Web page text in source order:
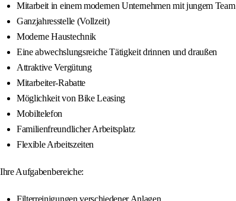
Mitarbeit in einem modernen Unternehmen mit jungem Team
Ganzjahresstelle (Vollzeit)
Moderne Haustechnik
Eine abwechslungsreiche Tätigkeit drinnen und draußen
Attraktive Vergütung
Mitarbeiter-Rabatte
Möglichkeit von Bike Leasing
Mobiltelefon
Familienfreundlicher Arbeitsplatz
Flexible Arbeitszeiten
Ihre Aufgabenbereiche: